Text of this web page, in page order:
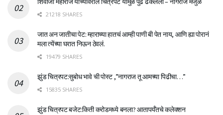
21218 SHARES
जात अन जातीचा पेट: म्हाराच्या हातचं आम्ही पाणी बी पेत नाय, आणि ह्या पोरानं
मला त्येंच्या घरात निऊन ठेवलं.
19479 SHARES
झुंड चित्रपट:सुबोध भावे ची पोस्ट ,”नागराज तू आमच्या पिढीचा…”
15835 SHARES
झुंड चित्रपट बजेट:किती करोडमध्ये बनला? आतापर्यँतचे कलेक्शन